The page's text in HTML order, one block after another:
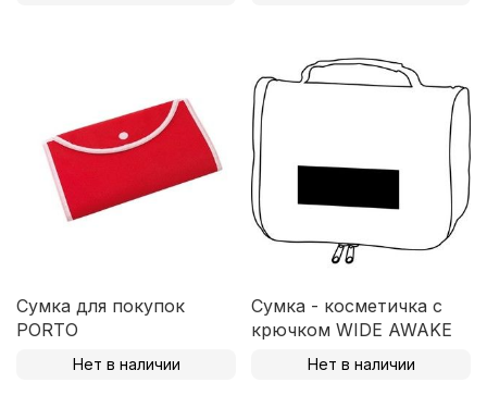
Сумка для покупок
PORTO
Нет в наличии
Сумка - косметичка с
крючком WIDE AWAKE
Нет в наличии